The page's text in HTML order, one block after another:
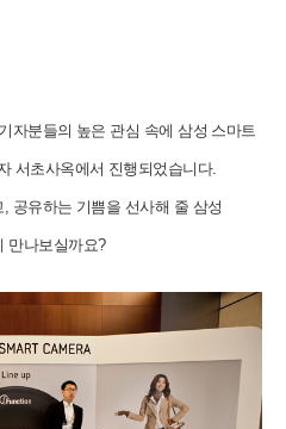
자분들의 높은 관심 속에 삼성 스마트
서초사옥에서 진행되었습니다.
공유하는 기쁨을 선사해 줄 삼성
만나보실까요?